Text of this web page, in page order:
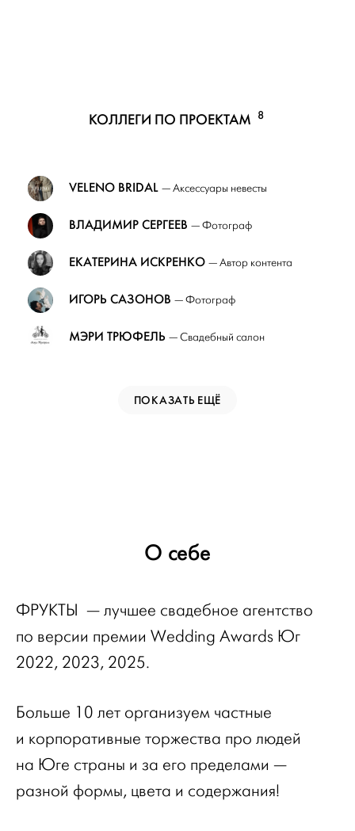
КОЛЛЕГИ ПО ПРОЕКТАМ 8
VELENO BRIDAL — Аксессуары невесты
ВЛАДИМИР СЕРГЕЕВ — Фотограф
ЕКАТЕРИНА ИСКРЕНКО — Автор контента
ИГОРЬ САЗОНОВ — Фотограф
МЭРИ ТРЮФЕЛЬ — Свадебный салон
ПОКАЗАТЬ ЕЩЁ
О себе
ФРУКТЫ — лучшее свадебное агентство
по версии премии Wedding Awards Юг
2022, 2023, 2025.
Больше 10 лет организуем частные
и корпоративные торжества про людей
на Юге страны и за его пределами —
разной формы, цвета и содержания!